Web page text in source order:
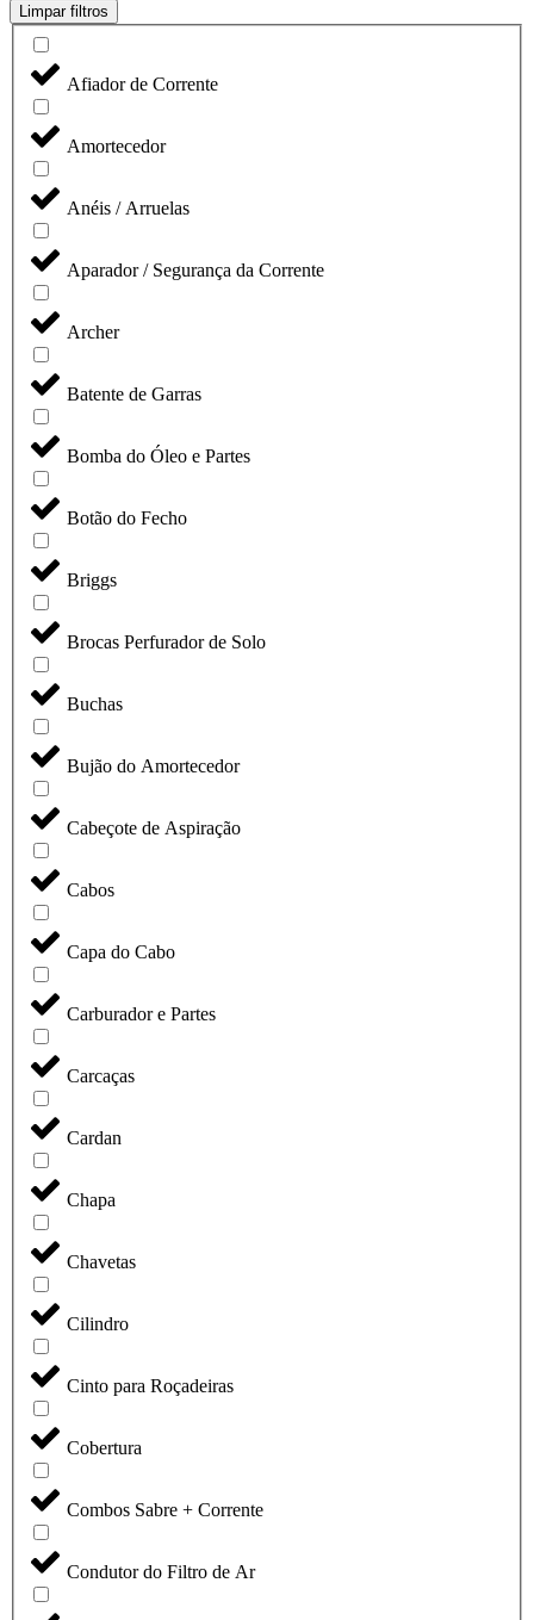
Limpar filtros
Afiador de Corrente
Amortecedor
Anéis / Arruelas
Aparador / Segurança da Corrente
Archer
Batente de Garras
Bomba do Óleo e Partes
Botão do Fecho
Briggs
Brocas Perfurador de Solo
Buchas
Bujão do Amortecedor
Cabeçote de Aspiração
Cabos
Capa do Cabo
Carburador e Partes
Carcaças
Cardan
Chapa
Chavetas
Cilindro
Cinto para Roçadeiras
Cobertura
Combos Sabre + Corrente
Condutor do Filtro de Ar